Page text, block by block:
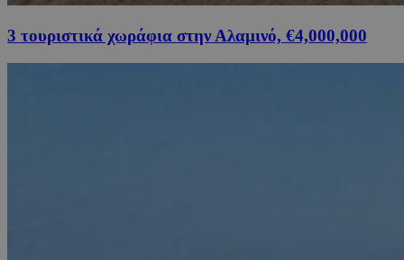
3 τουριστικά χωράφια στην Αλαμινό, €4,000,000